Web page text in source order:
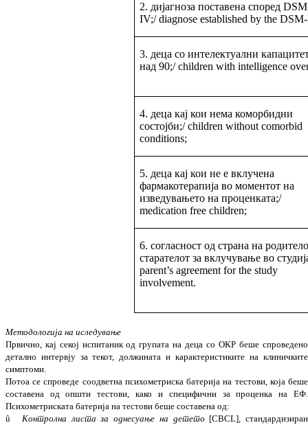
2. дијагноза поставена според
IV;/ diagnose established by the
3. деца со интелектуални
над 90;/ children with intelligence
4. деца кај кои нема коморбидни
состојби;/ children without comorbid
conditions;
5. деца кај кои не е вклучена
фармакотерапија во моментот на
изведувањето на проценката;/
medication free children;
6. согласност од страна на
старателот за вклучување во
parent’s agreement for the study
involvement.
Методологија на иследување
Првично, кај секој испитаник од групата на деца со ОКР беше спроведено
детално интервју за текот, должината и карак­те­ри­сти­ките на клиничките
симптоми.
Потоа се спроведе соодветна пси­хо­ме­три­ска батерија на тестови, која беше
сос­та­вена од општи тестови, како и специфични за проценка на ЕФ.
Психометриската бате­рија на тестови беше составена од:
û
Контролна листа за однесуање на детето [CBCL], стан­дардизиран